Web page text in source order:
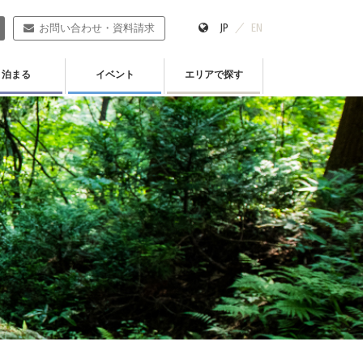
お問い合わせ・資料請求 JP EN
泊まる イベント エリアで探す